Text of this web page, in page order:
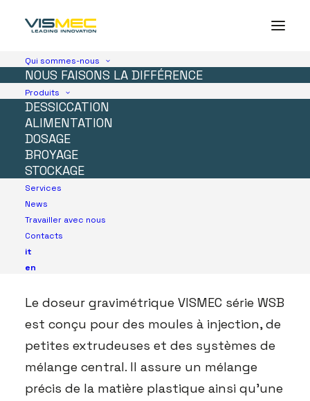
Qui sommes-nous
NOUS FAISONS LA DIFFÉRENCE
Produits
DESSICCATION
ALIMENTATION
DOSAGE
BROYAGE
STOCKAGE
Services
News
Travailler avec nous
Contacts
it
en
Série Doseur
gravimétrique
Le doseur gravimétrique VISMEC série WSB
est conçu pour des moules à injection, de
petites extrudeuses et des systèmes de
mélange central. Il assure un mélange
précis de la matière plastique ainsi qu’une